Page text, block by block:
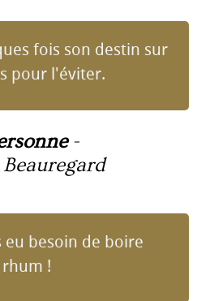
fois son destin sur
pour l'éviter.
-
eu besoin de boire
!